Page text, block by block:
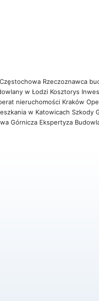
Rzeczoznawca
w Łodzi Kosztorys
nieruchomości Kraków
w Katowicach Szkody
Górnicza Ekspertyza